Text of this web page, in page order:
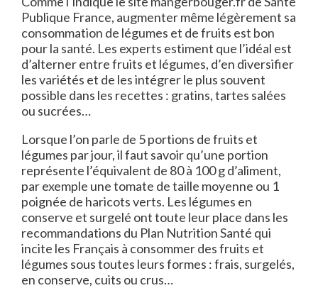
Publique France, augmenter même légèrement sa
consommation de légumes et de fruits est bon
pour la santé. Les experts estiment que l’idéal est
d’alterner entre fruits et légumes, d’en diversifier
les variétés et de les intégrer le plus souvent
possible dans les recettes : gratins, tartes salées
ou sucrées…
Lorsque l’on parle de 5 portions de fruits et
légumes par jour, il faut savoir qu’une portion
représente l’équivalent de 80 à 100 g d’aliment,
par exemple une tomate de taille moyenne ou 1
poignée de haricots verts. Les légumes en
conserve et surgelé ont toute leur place dans les
recommandations du Plan Nutrition Santé qui
incite les Français à consommer des fruits et
légumes sous toutes leurs formes : frais, surgelés,
en conserve, cuits ou crus…